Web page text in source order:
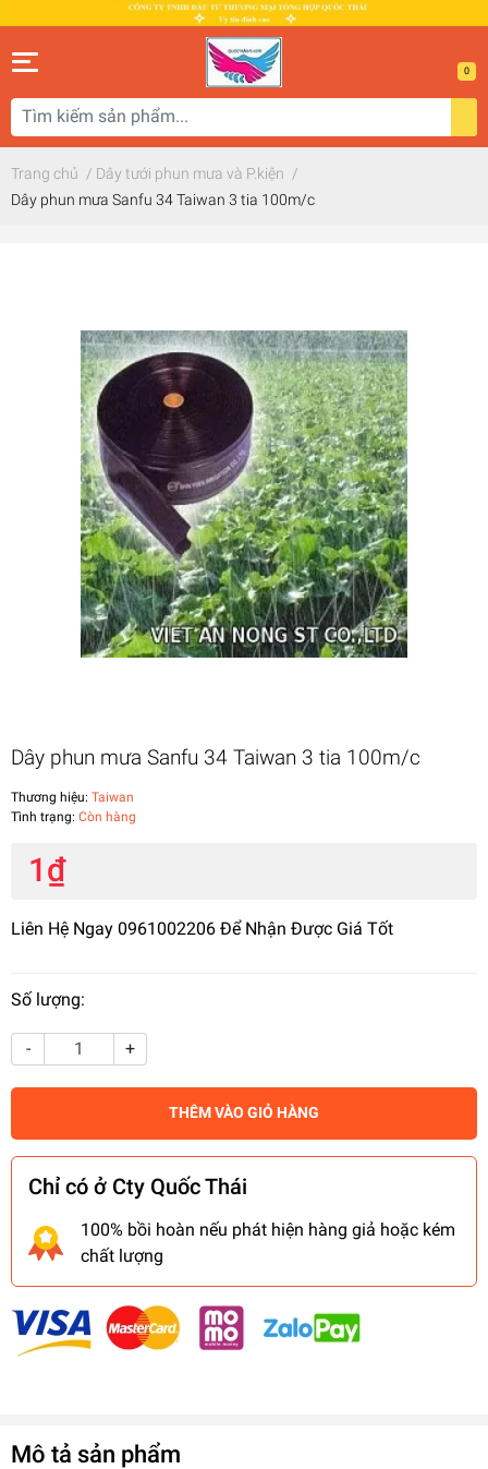
0
Trang chủ / Dây tưới phun mưa và P.kiện /
Dây phun mưa Sanfu 34 Taiwan 3 tia 100m/c
Dây phun mưa Sanfu 34 Taiwan 3 tia 100m/c
Thương hiệu: Taiwan
Tình trạng: Còn hàng
1₫
Liên Hệ Ngay 0961002206 Để Nhận Được Giá Tốt
Số lượng:
- +
THÊM VÀO GIỎ HÀNG
Chỉ có ở Cty Quốc Thái
100% bồi hoàn nếu phát hiện hàng giả hoặc kém
chất lượng
Mô tả sản phẩm